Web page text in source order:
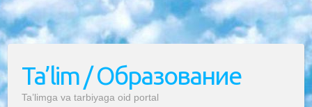
Ta’lim / Образование
Ta’limga va tarbiyaga oid portal